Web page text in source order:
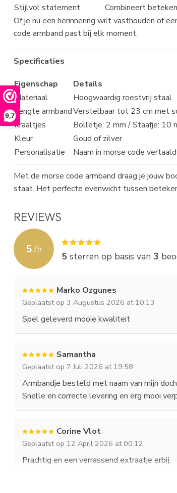
9,7
Stijlvol statement
Combineert
Of je nu een herinnering wilt vasthouden of
code armband past bij elk moment.
Specificaties
Eigenschap
Details
Materiaal
Hoogwaardig roestvrij staal
Lengte armbandVerstelbaar tot 23 cm met
Kraaltjes
Bolletje: 2 mm / Staafje: 10
Kleur
Goud of zilver
Personalisatie
Naam in morse code
Met de morse code armband draag je jouw
staat. Het perfecte evenwicht tussen
REVIEWS
5 /5
5 sterren op basis van 3
Marko Ozgunes
Geplaatst op 3 Augustus 2026 at 10:13
Spel geleverd mooie kwaliteit
Samantha
Geplaatst op 7 Juli 2026 at 19:58
Armbandje besteld met naam van mijn
Snelle en correcte levering en erg mooi
Corine Vlot
Geplaatst op 12 April 2026 at 00:12
Prachtig en een verrassend extraatje erbij.